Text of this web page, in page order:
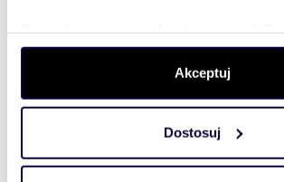
dane są przetwarzane oraz ustaw
. W Deklaracji plików
zmienić lub wycofać swoją zgodę w
Wykorzystujemy pliki cookie do
i reklam, aby oferować funkcje
Akceptuj
Dostosuj
Informacje o
4,3/5